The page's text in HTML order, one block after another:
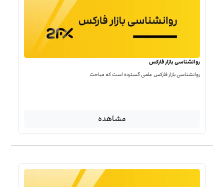
روانشناسی بازار فارکس
روانشناسی بازار فارکس علمی گسترده است که مباحث
مشاهده